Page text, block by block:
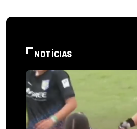
NOTÍCIAS